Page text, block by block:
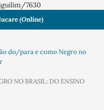
7630
(Online)
do/para e como Negro no
NO BRASIL: DO ENSINO